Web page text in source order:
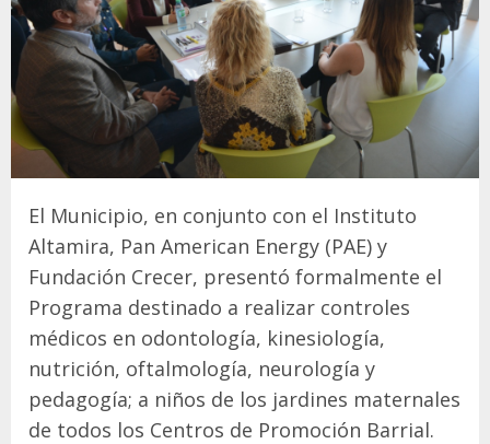
El Municipio, en conjunto con el Instituto
Altamira, Pan American Energy (PAE) y
Fundación Crecer, presentó formalmente el
Programa destinado a realizar controles
médicos en odontología, kinesiología,
nutrición, oftalmología, neurología y
pedagogía; a niños de los jardines maternales
de todos los Centros de Promoción Barrial.